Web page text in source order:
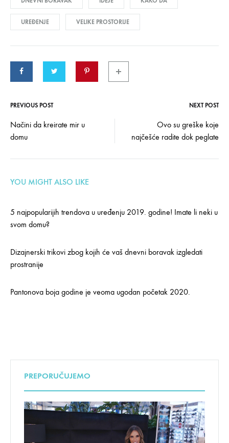
UREĐENJE VELIKE PROSTORIJE
Post
PREVIOUS POST NEXT POST
Načini da kreirate mir u
domu
Ovo su greške koje
najčešće radite dok peglate
YOU MIGHT ALSO LIKE
5 najpopularijih trendova u uređenju 2019. godine! Imate li neki u
svom domu?
Dizajnerski trikovi zbog kojih će vaš dnevni boravak izgledati
prostranije
Pantonova boja godine je veoma ugodan početak 2020.
PREPORUČUJEMO